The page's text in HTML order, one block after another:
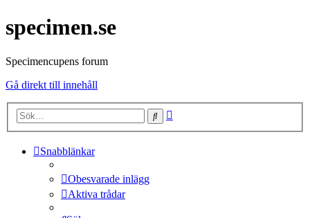
specimen.se
Specimencupens forum
Gå direkt till innehåll
Sök
Snabblänkar
Obesvarade inlägg
Aktiva trådar